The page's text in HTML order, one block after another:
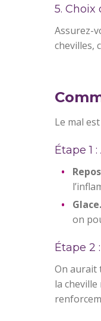
5. Choix
Assurez-
chevilles,
Le mal
Étape 1
Glace.
on
Étape 2
On aurait
la